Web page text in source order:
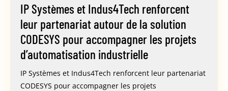
IP Systèmes et Indus4Tech renforcent
leur partenariat autour de la solution
CODESYS pour accompagner les projets
d’automatisation industrielle
IP Systèmes et Indus4Tech renforcent leur partenariat
CODESYS pour accompagner les projets